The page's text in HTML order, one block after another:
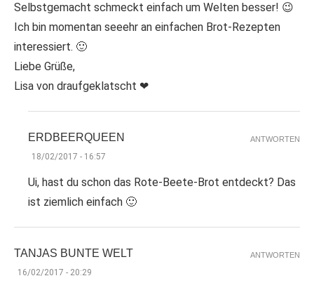
Selbstgemacht schmeckt einfach um Welten besser! 😉
Ich bin momentan seeehr an einfachen Brot-Rezepten
interessiert. 🙂
Liebe Grüße,
Lisa von draufgeklatscht ❤
ERDBEERQUEEN
18/02/2017 - 16:57
Ui, hast du schon das Rote-Beete-Brot entdeckt? Das
ist ziemlich einfach 🙂
ANTWORTEN
TANJAS BUNTE WELT
16/02/2017 - 20:29
ANTWORTEN